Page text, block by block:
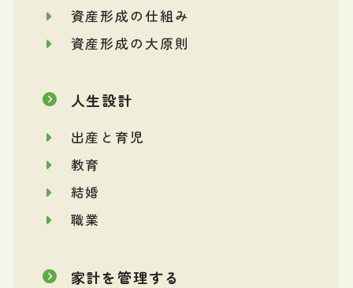
資産形成の仕組み
資産形成の大原則
人生設計
出産と育児
教育
結婚
職業
家計を管理する